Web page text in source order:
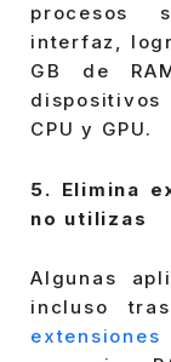
procesos
interfaz,
GB de
dispositivos
CPU y GPU.
5. Elimina
no utilizas
Algunas
incluso